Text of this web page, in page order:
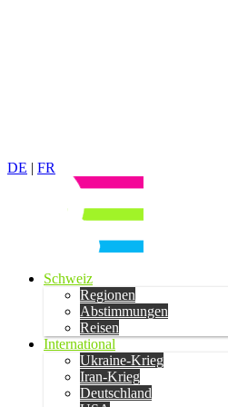
DE | FR
Schweiz
Regionen
Abstimmungen
Reisen
International
Ukraine-Krieg
Iran-Krieg
Deutschland